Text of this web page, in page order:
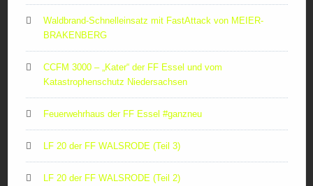
Waldbrand-Schnelleinsatz mit FastAttack von MEIER-
BRAKENBERG
CCFM 3000 – „Kater“ der FF Essel und vom
Katastrophenschutz Niedersachsen
Feuerwehrhaus der FF Essel #ganzneu
LF 20 der FF WALSRODE (Teil 3)
LF 20 der FF WALSRODE (Teil 2)